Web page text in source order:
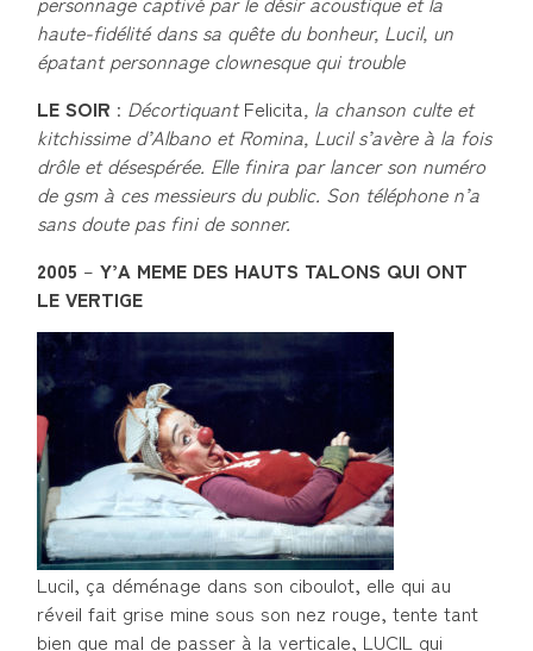
haute-fidélité dans sa quête du bonheur, Lucil, un
épatant personnage clownesque qui trouble
LE SOIR : DécortiquantFelicita, la chanson culte et
kitchissime d’Albano et Romina, Lucil s’avère à la fois
drôle et désespérée. Elle finira par lancer son numéro
de gsm à ces messieurs du public. Son téléphone n’a
sans doute pas fini de sonner.
2005 –Y’A MEME DES HAUTS TALONS QUI ONT
LE VERTIGE
Lucil, ça déménage dans son ciboulot, elle qui au
réveil fait grise mine sous son nez rouge, tente tant
bien que mal de passer à la verticale, LUCIL qui